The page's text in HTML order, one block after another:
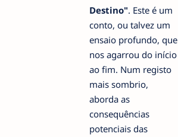
Destino". Este é um
conto, ou talvez um
ensaio profundo, que
nos agarrou do início
ao fim. Num registo
mais sombrio,
aborda as
consequências
potenciais das